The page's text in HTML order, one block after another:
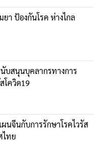
า ป้องกันโรค ห่างไกล
บสนุนบุคลากรทางการ
โควิด19
จีนกับการรักษาโรคไวรัส
ไทย